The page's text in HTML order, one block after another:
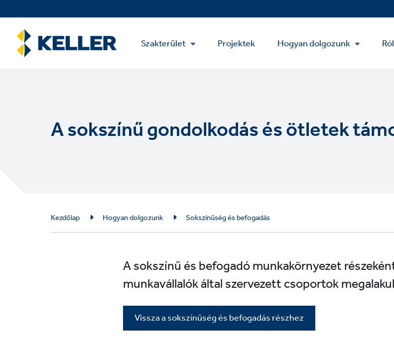
to
content Main
Menu
Szakterület Projektek Hogyan dolgozunk
A sokszínű gondolkodás és ötletek
Breadcrumb
Kezdőlap Hogyan dolgozunk Sokszínűség és befogadás
A sokszínű és befogadó munkakörnyezet
munkavállalók által szervezett csoportok
Vissza a sokszínűség és befogadás részhez